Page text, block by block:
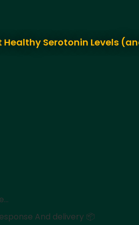
Serotonin Levels
And delivery 📦